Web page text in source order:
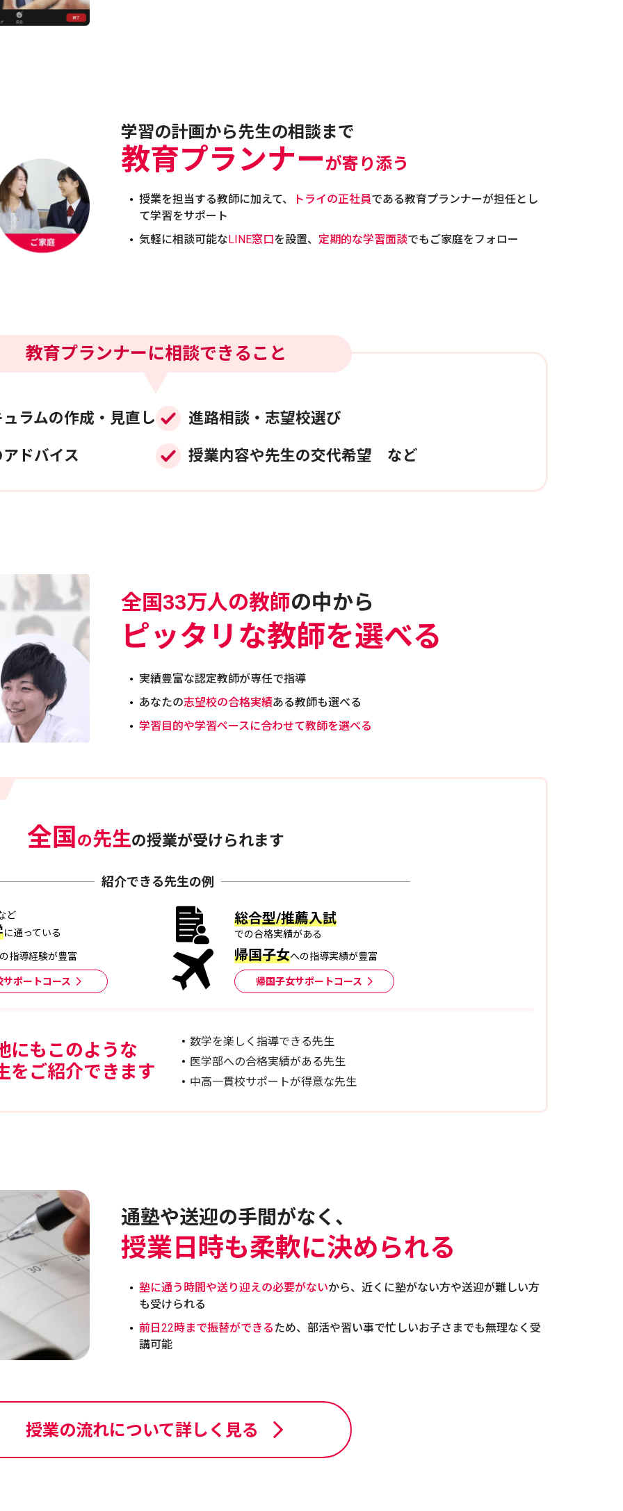
学習の計画から先生の相談まで
教育プランナーが寄り添う
授業を担当する教師に加えて、 トライの正社員である教育プランナーが担任とし
て学習をサポート
気軽に相談可能なLINE窓口を設置、 定期的な学習面談でもご家庭をフォロー
教育プランナーに相談できること
ラムの作成・見直し
ドバイス
進路相談・志望校選び
授業内容や先生の交代希望 など
全国33万人の教師の中から
ピッタリな教師を選べる
実績豊富な認定教師が専任で指導
あなたの志望校の合格実績ある教師も選べる
学習目的や学習ペースに合わせて教師を選べる
全国 の先生の授業が受けられます
紹介できる先生の例
ど
に通っている
総合型/推薦入試
での合格実績がある
指導経験が豊富
サポートコース
帰国子女への指導実績が豊富
帰国子女サポートコース
にもこのような
をご紹介できます
数学を楽しく指導できる先生
医学部への合格実績がある先生
中高一貫校サポートが得意な先生
通塾や送迎の手間がなく、
授業日時も柔軟に決められる
塾に通う時間や送り迎えの必要がないから、近くに塾がない方や送迎が難しい方
も受けられる
前日22時まで振替ができるため、部活や習い事で忙しいお子さまでも無理なく受
講可能
授業の流れについて詳しく見る